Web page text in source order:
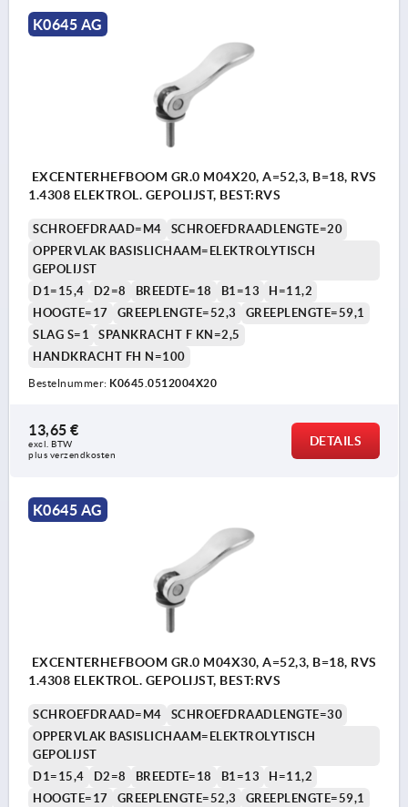
K0645 AG
EXCENTERHEFBOOM GR.0 M04X20, A=52,3, B=18, RVS
1.4308 ELEKTROL. GEPOLIJST, BEST:RVS
SCHROEFDRAAD=M4
SCHROEFDRAADLENGTE=20
OPPERVLAK BASISLICHAAM=ELEKTROLYTISCH
GEPOLIJST
D1=15,4
D2=8 BREEDTE=18 B1=13
H=11,2
HOOGTE=17
GREEPLENGTE=52,3
GREEPLENGTE=59,1
SLAG S=1
SPANKRACHT F KN=2,5
HANDKRACHT FH N=100
Bestelnummer: K0645.0512004X20
13,65 €
excl. BTW
plus verzendkosten
DETAILS
K0645 AG
EXCENTERHEFBOOM GR.0 M04X30, A=52,3, B=18, RVS
1.4308 ELEKTROL. GEPOLIJST, BEST:RVS
SCHROEFDRAAD=M4
SCHROEFDRAADLENGTE=30
OPPERVLAK BASISLICHAAM=ELEKTROLYTISCH
GEPOLIJST
D1=15,4
D2=8 BREEDTE=18 B1=13
H=11,2
HOOGTE=17
GREEPLENGTE=52,3
GREEPLENGTE=59,1